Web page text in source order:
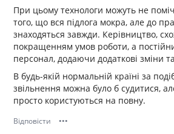
При цьому технологи можуть не
того, що вся підлога мокра, але до
знаходяться завжди. Керівництво,
покращенням умов роботи, а
персонал, додаючи додаткові зміни
В будь-якій нормальній країні за
звільнення можна було б судитися,
просто користуються на повну.
Відповісти •••